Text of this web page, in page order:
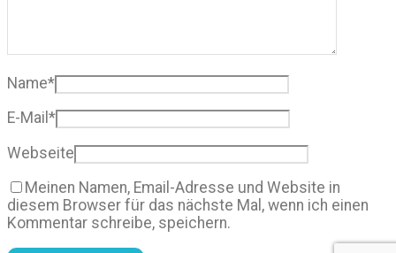
Name*
E-Mail *
Webseite
Meinen Namen, Email-Adresse und Website in
diesem Browser für das nächste Mal, wenn ich einen
Kommentar schreibe, speichern.